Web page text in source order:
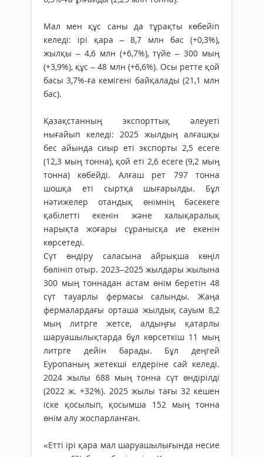
Мал мен құс саны да тұрақты көбейіп
келеді: ірі қара – 8,7 млн бас (+0,3%),
жылқы – 4,6 млн (+6,7%), түйе – 300 мың
(+3,9%), құс – 48 млн (+6,6%). Осы ретте қой
басы 3,7%-ға кемігені байқалады (21,1 млн
бас).
Қазақстанның экспорттық әлеуеті
нығайып келеді: 2025 жылдың алғашқы
бес айында сиыр еті экспорты 2,5 есеге
(12,3 мың тонна), қой еті 2,6 есеге (9,2 мың
тонна) көбейді. Алғаш рет 797 тонна
шошқа еті сыртқа шығарылды. Бұл
нәтижелер отандық өнімнің бәсекеге
қабілетті екенін және халықаралық
нарықта жоғары сұранысқа ие екенін
көрсетеді.
Сүт өндіру саласына айрықша көңіл
бөлініп отыр. 2023–2025 жылдары жылына
300 мың тоннадан астам өнім беретін 48
сүт тауарлы фермасы салынды. Жаңа
фермалардағы орташа жылдық сауым 8,2
мың литрге жетсе, алдыңғы қатарлы
шаруашылықтарда бұл көрсеткіш 11 мың
литрге дейін барады. Бұл деңгей
Еуропаның жетекші елдеріне сай келеді.
2024 жылы 688 мың тонна сүт өндірілді
(2022 ж. +32%). 2025 жылы тағы 32 кешен
іске қосылып, қосымша 152 мың тонна
өнім алу жоспарланған.
«Етті ірі қара мал шаруашылығында несие